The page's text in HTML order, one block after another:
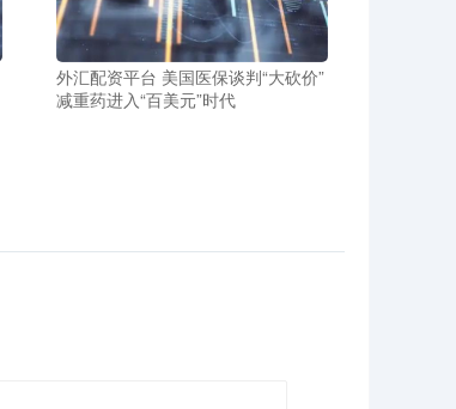
外汇配资平台 美国医保谈判“大砍价”
减重药进入“百美元”时代